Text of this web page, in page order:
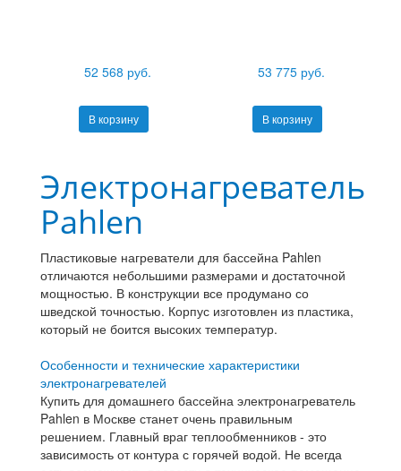
52 568 руб.
В корзину
53 775 руб.
В корзину
Электронагреватель
Pahlen
Пластиковые нагреватели для бассейна Pahlen
отличаются небольшими размерами и достаточной
мощностью. В конструкции все продумано со
шведской точностью. Корпус изготовлен из пластика,
который не боится высоких температур.
Особенности и технические характеристики
электронагревателей
Купить для домашнего бассейна электронагреватель
Pahlen в Москве станет очень правильным
решением. Главный враг теплообменников - это
зависимость от контура с горячей водой. Не всегда